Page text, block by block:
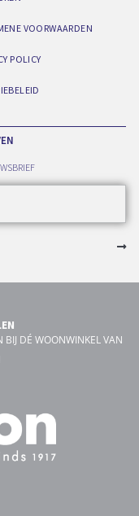
VOORWAARDEN
POLICY
DÉ WOONWINKEL VAN